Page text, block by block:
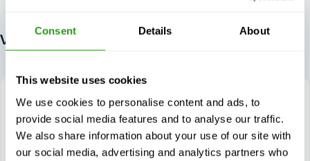
Consent Details About
This website uses cookies
We use cookies to personalise content and ads, to
provide social media features and to analyse our traffic.
We also share information about your use of our site with
our social media, advertising and analytics partners who
Vergelijk en kies de juiste cursus(sen)
DEZE CURSUS